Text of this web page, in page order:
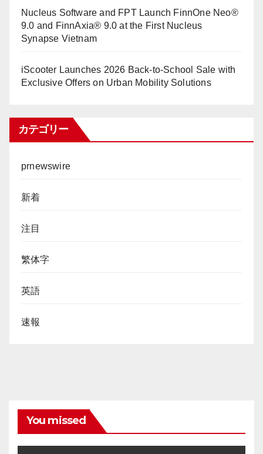
Nucleus Software and FPT Launch FinnOne Neo®
9.0 and FinnAxia® 9.0 at the First Nucleus
Synapse Vietnam
iScooter Launches 2026 Back-to-School Sale with
Exclusive Offers on Urban Mobility Solutions
カテゴリー
prnewswire
新着
注目
繁体字
英語
速報
You missed